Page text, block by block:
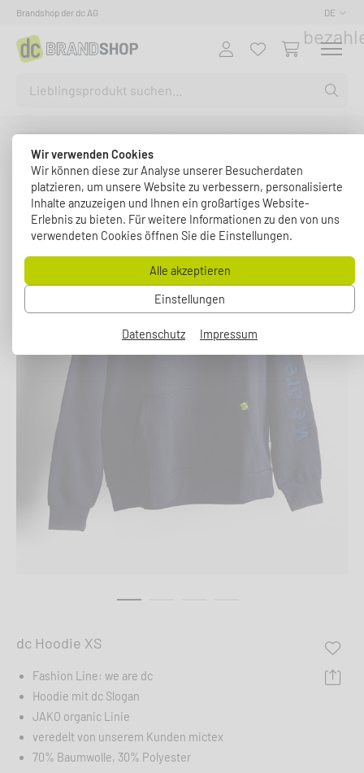
Wir verwenden Cookies
Wir können diese zur Analyse unserer Besucherdaten
platzieren, um unsere Website zu verbessern, personalisierte
Inhalte anzuzeigen und Ihnen ein großartiges Website-
Erlebnis zu bieten. Für weitere Informationen zu den von uns
verwendeten Cookies öffnen Sie die Einstellungen.
Alle akzeptieren
Einstellungen
Datenschutz Impressum
Brandshop der dc AG DE
dc Hoodie XS
Fashion Line: we are dc
Hoodie mit dc Slogan
JAKO organic Linie
veredelt von unserem Kunden mictex
70% Baumwolle, 30% Polyester